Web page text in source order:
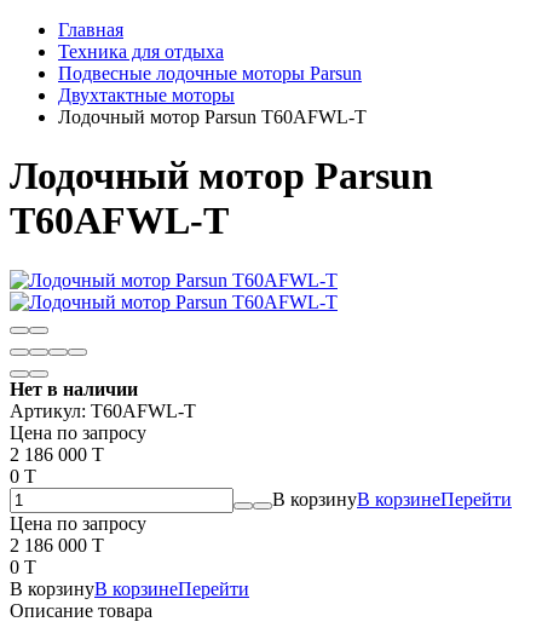
Главная
Техника для отдыха
Подвесные лодочные моторы Parsun
Двухтактные моторы
Лодочный мотор Parsun T60AFWL-T
Лодочный мотор Parsun
T60AFWL-T
Нет в наличии
Артикул: T60AFWL-T
Цена по запросу
2 186 000 T
0 T
В корзинуВ корзинеПерейти
Цена по запросу
2 186 000 T
0 T
В корзинуВ корзинеПерейти
Описание товара